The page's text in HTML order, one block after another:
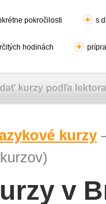
pokročilosti s
hodinách
kurzy
v